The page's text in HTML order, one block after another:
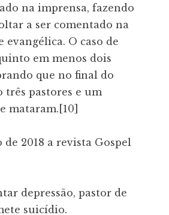
na imprensa, fazendo
a ser comentado na
evangélica. O caso de
em menos dois
que no final do
três pastores e um
mataram.[10]
de 2018 a revista Gospel
depressão, pastor de
suicídio.